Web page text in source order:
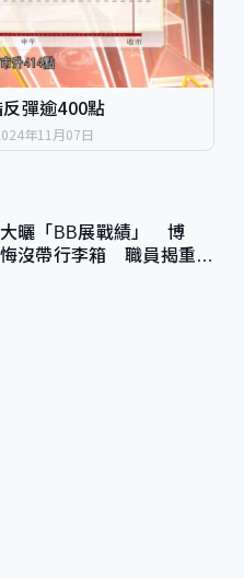
彈逾400點
年11月07日
曬「BB展戰績」 博
沒帶行李箱 職員揭重複